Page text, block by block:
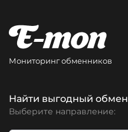
Мониторинг обменников
Найти выгодный обмен
Выберите направление: